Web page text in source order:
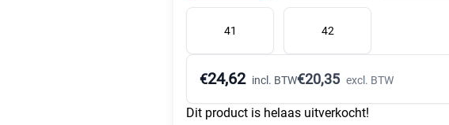
41 42
€24,62 incl. BTW€20,35 excl. BTW
Dit product is helaas uitverkocht!